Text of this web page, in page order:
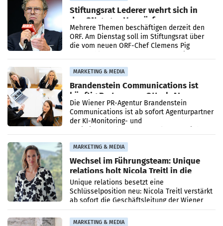
Stiftungsrat Lederer wehrt sich in
den SN gegen Vorwürfe
Mehrere Themen beschäftigen derzeit den
ORF. Am Dienstag soll im Stiftungsrat über
die vom neuen ORF-Chef Clemens Pig
MARKETING & MEDIA
Brandenstein Communications ist
künftig Partner von OtterlyAI
Die Wiener PR-Agentur Brandenstein
Communications ist ab sofort Agenturpartner
der KI-Monitoring- und
MARKETING & MEDIA
Wechsel im Führungsteam: Unique
relations holt Nicola Treitl in die
Geschäftsleitung
Unique relations besetzt eine
Schlüsselposition neu: Nicola Treitl verstärkt
ab sofort die Geschäftsleitung der Wiener
PR-Agentur an der Seite von Josef Kalina und
Anna Kalina-Mahr.
MARKETING & MEDIA